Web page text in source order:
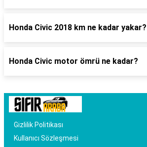
Honda Civic 2018 km ne kadar yakar?
Honda Civic motor ömrü ne kadar?
Gizlilik Politikası
Kullanıcı Sözleşmesi